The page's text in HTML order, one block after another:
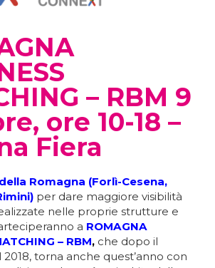
– RBM 9
ore 10-18 –
Fiera
Romagna (Forlì-Cesena,
per dare maggiore visibilità
nelle proprie strutture e
a ROMAGNA
– RBM, che dopo il
2018, torna anche quest’anno con